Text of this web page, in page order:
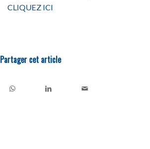
CLIQUEZ ICI
Partager cet article